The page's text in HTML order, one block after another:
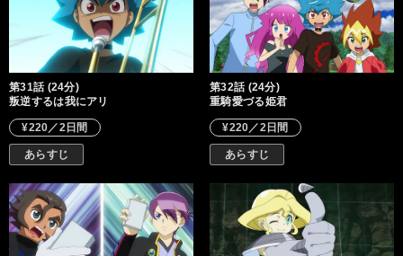
第31話 (24分)
叛逆するは我にアリ
¥220／2日間
あらすじ
第32話 (24分)
重騎愛づる姫君
¥220／2日間
あらすじ